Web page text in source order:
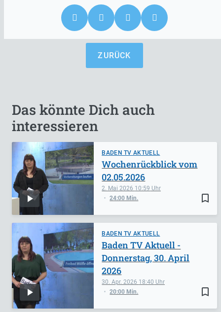
ZURÜCK
Das könnte Dich auch
interessieren
BADEN TV AKTUELL
bookmark_border
2. Mai 2026 10:59
24:00 Min.
Wochenrückblick vom
02.05.2026
BADEN TV AKTUELL
bookmark_border
30. Apr. 2026 18:40
20:00 Min.
Baden TV Aktuell -
Donnerstag, 30. April
2026